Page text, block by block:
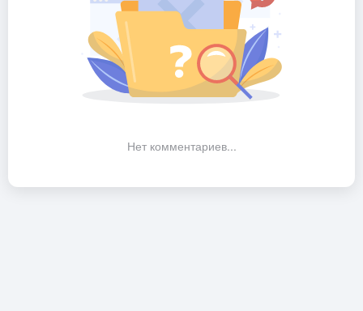
Нет комментариев...